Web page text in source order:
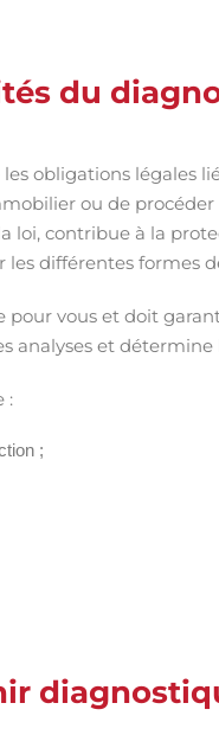
du
obligations légales
ou de
loi, contribue à la
les différentes formes
pour vous et doit
analyses et
:
;